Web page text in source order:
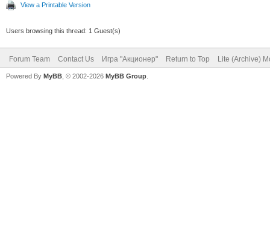
View a Printable Version
Users browsing this thread: 1 Guest(s)
Forum Team Contact Us Игра "Акционер" Return to Top Lite (Archive)
Powered By MyBB , © 2002-2026 MyBB Group